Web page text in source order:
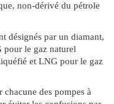
non-dérivé du pétrole
désignés par un diamant,
pour le gaz naturel
et LNG pour le gaz
chacune des pompes à